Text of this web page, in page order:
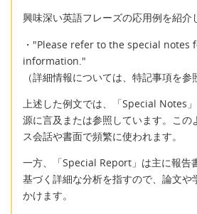
興味深い英語フレーズの応用例を紹介
・"Please refer to the special
information."
（詳細情報については、特記事項を参
上述した例文では、「Special Notes
源に言及または参照しています。この
ス会話や書面で頻繁に使われます。
一方、「Special Report」は主に報告
基づく詳細な分析を指すので、論文や
かけます。